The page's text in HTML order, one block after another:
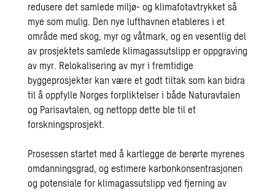
redusere det samlede miljø- og klimafotavtrykket så
mye som mulig. Den nye lufthavnen etableres i et
område med skog, myr og våtmark, og en vesentlig del
av prosjektets samlede klimagassutslipp er oppgraving
av myr. Relokalisering av myr i fremtidige
byggeprosjekter kan være et godt tiltak som kan bidra
til å oppfylle Norges forpliktelser i både Naturavtalen
og Parisavtalen, og nettopp dette ble til et
forskningsprosjekt.
Prosessen startet med å kartlegge de berørte myrenes
omdanningsgrad, og estimere karbonkonsentrasjonen
og potensiale for klimagassutslipp ved fjerning av